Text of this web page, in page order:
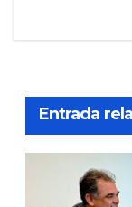
Entrada